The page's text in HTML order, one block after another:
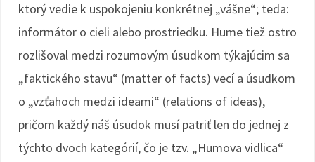
ktorý vedie k uspokojeniu konkrétnej „vášne“; teda:
informátor o cieli alebo prostriedku. Hume tiež ostro
rozlišoval medzi rozumovým úsudkom týkajúcim sa
„faktického stavu“ (matter of facts) vecí a úsudkom
o „vzťahoch medzi ideami“ (relations of ideas),
pričom každý náš úsudok musí patriť len do jednej z
týchto dvoch kategórií, čo je tzv. „Humova vidlica“